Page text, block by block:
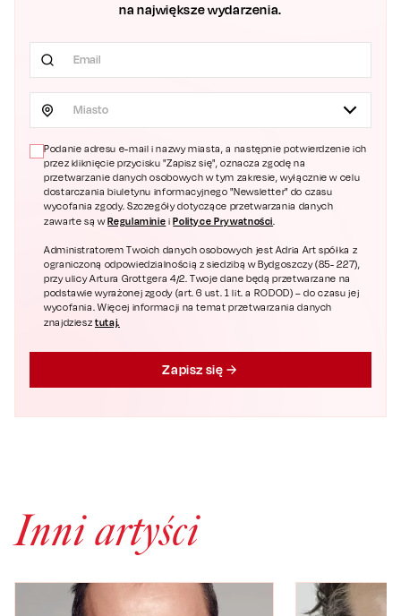
na największe wydarzenia.
Miasto
Podanie adresu e-mail i nazwy miasta, a następnie potwierdzenie ich
przez kliknięcie przycisku "Zapisz się", oznacza zgodę na
przetwarzanie danych osobowych w tym zakresie, wyłącznie w celu
dostarczania biuletynu informacyjnego "Newsletter" do czasu
wycofania zgody. Szczegóły dotyczące przetwarzania danych
zawarte są wRegulaminie iPolityce Prywatności
Administratorem Twoich danych osobowych jest Adria Art spółka z
ograniczoną odpowiedzialnością z siedzibą w Bydgoszczy (85- 227),
przy ulicy Artura Grottgera 4/2. Twoje dane będą przetwarzane na
podstawie wyrażonej zgody (art. 6 ust. 1 lit. a RODOD) – do czasu jej
wycofania. Więcej informacji na temat przetwarzania danych
znajdziesztutaj.
Zapisz się
Inni artyści